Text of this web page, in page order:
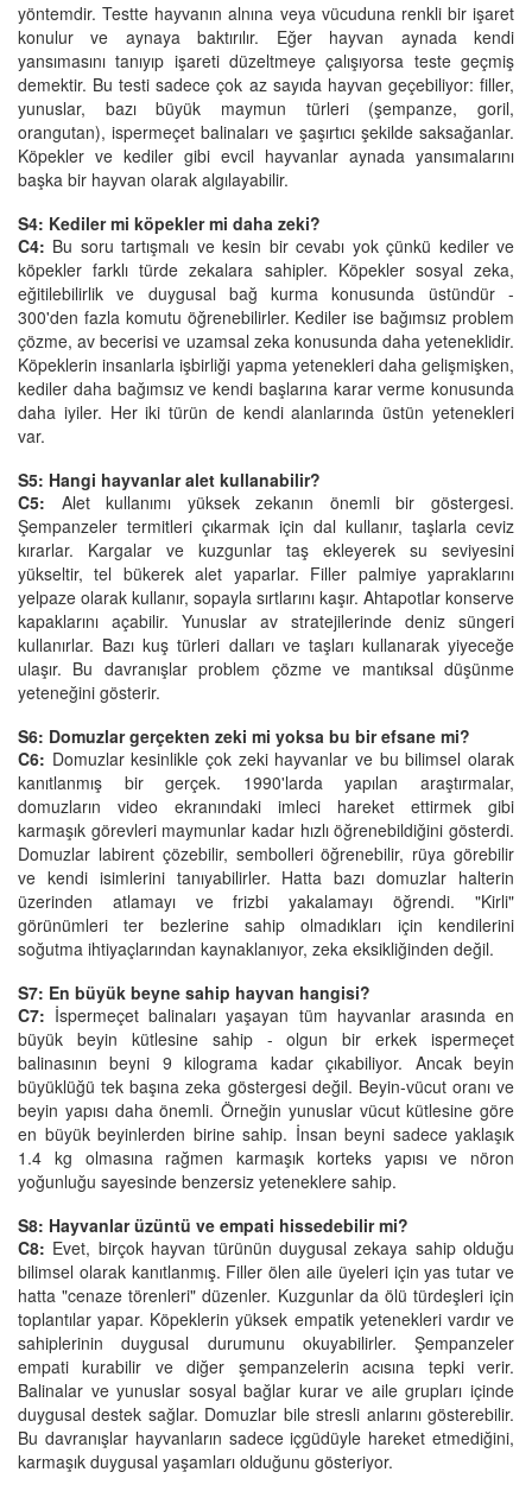
yöntemdir. Testte hayvanın alnına veya vücuduna renkli bir işaret
konulur ve aynaya baktırılır. Eğer hayvan aynada kendi
yansımasını tanıyıp işareti düzeltmeye çalışıyorsa teste geçmiş
demektir. Bu testi sadece çok az sayıda hayvan geçebiliyor: filler,
yunuslar, bazı büyük maymun türleri (şempanze, goril,
orangutan), ispermeçet balinaları ve şaşırtıcı şekilde saksağanlar.
Köpekler ve kediler gibi evcil hayvanlar aynada yansımalarını
başka bir hayvan olarak algılayabilir.
S4: Kediler mi köpekler mi daha zeki?
C4: Bu soru tartışmalı ve kesin bir cevabı yok çünkü kediler ve
köpekler farklı türde zekalara sahipler. Köpekler sosyal zeka,
eğitilebilirlik ve duygusal bağ kurma konusunda üstündür -
300'den fazla komutu öğrenebilirler. Kediler ise bağımsız problem
çözme, av becerisi ve uzamsal zeka konusunda daha yeteneklidir.
Köpeklerin insanlarla işbirliği yapma yetenekleri daha gelişmişken,
kediler daha bağımsız ve kendi başlarına karar verme konusunda
daha iyiler. Her iki türün de kendi alanlarında üstün yetenekleri
var.
S5: Hangi hayvanlar alet kullanabilir?
C5: Alet kullanımı yüksek zekanın önemli bir göstergesi.
Şempanzeler termitleri çıkarmak için dal kullanır, taşlarla ceviz
kırarlar. Kargalar ve kuzgunlar taş ekleyerek su seviyesini
yükseltir, tel bükerek alet yaparlar. Filler palmiye yapraklarını
yelpaze olarak kullanır, sopayla sırtlarını kaşır. Ahtapotlar konserve
kapaklarını açabilir. Yunuslar av stratejilerinde deniz süngeri
kullanırlar. Bazı kuş türleri dalları ve taşları kullanarak yiyeceğe
ulaşır. Bu davranışlar problem çözme ve mantıksal düşünme
yeteneğini gösterir.
S6: Domuzlar gerçekten zeki mi yoksa bu bir efsane mi?
C6: Domuzlar kesinlikle çok zeki hayvanlar ve bu bilimsel olarak
kanıtlanmış bir gerçek. 1990'larda yapılan araştırmalar,
domuzların video ekranındaki imleci hareket ettirmek gibi
karmaşık görevleri maymunlar kadar hızlı öğrenebildiğini gösterdi.
Domuzlar labirent çözebilir, sembolleri öğrenebilir, rüya görebilir
ve kendi isimlerini tanıyabilirler. Hatta bazı domuzlar halterin
üzerinden atlamayı ve frizbi yakalamayı öğrendi. "Kirli"
görünümleri ter bezlerine sahip olmadıkları için kendilerini
soğutma ihtiyaçlarından kaynaklanıyor, zeka eksikliğinden değil.
S7: En büyük beyne sahip hayvan hangisi?
C7: İspermeçet balinaları yaşayan tüm hayvanlar arasında en
büyük beyin kütlesine sahip - olgun bir erkek ispermeçet
balinasının beyni 9 kilograma kadar çıkabiliyor. Ancak beyin
büyüklüğü tek başına zeka göstergesi değil. Beyin-vücut oranı ve
beyin yapısı daha önemli. Örneğin yunuslar vücut kütlesine göre
en büyük beyinlerden birine sahip. İnsan beyni sadece yaklaşık
1.4 kg olmasına rağmen karmaşık korteks yapısı ve nöron
yoğunluğu sayesinde benzersiz yeteneklere sahip.
S8: Hayvanlar üzüntü ve empati hissedebilir mi?
C8: Evet, birçok hayvan türünün duygusal zekaya sahip olduğu
bilimsel olarak kanıtlanmış. Filler ölen aile üyeleri için yas tutar ve
hatta "cenaze törenleri" düzenler. Kuzgunlar da ölü türdeşleri için
toplantılar yapar. Köpeklerin yüksek empatik yetenekleri vardır ve
sahiplerinin duygusal durumunu okuyabilirler. Şempanzeler
empati kurabilir ve diğer şempanzelerin acısına tepki verir.
Balinalar ve yunuslar sosyal bağlar kurar ve aile grupları içinde
duygusal destek sağlar. Domuzlar bile stresli anlarını gösterebilir.
Bu davranışlar hayvanların sadece içgüdüyle hareket etmediğini,
karmaşık duygusal yaşamları olduğunu gösteriyor.